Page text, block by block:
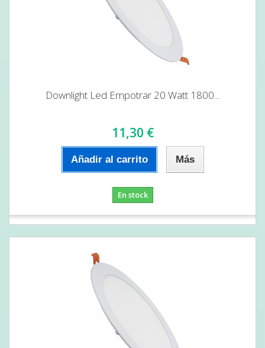
Downlight Led Empotrar 20 Watt 1800...
11,30 €
Añadir al carrito Más
En stock